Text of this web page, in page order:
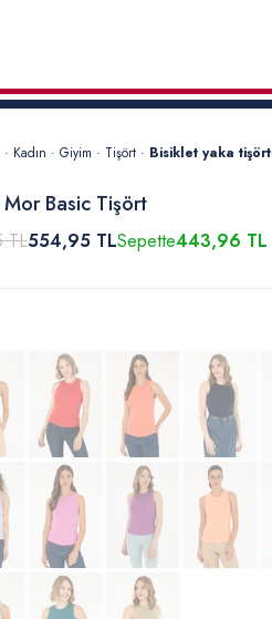
· Kadın · Giyim · Tişört · Bisiklet yaka tişört
Mor Basic Tişört
TL554,95 TLSepette443,96 TL